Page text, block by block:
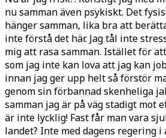
nu samman även psykiskt. Det
hänger samman, lika bra att
inte förstå det här. Jag tål inte
mig att rasa samman. Istället för
som jag inte kan lova att jag kan
innan jag ger upp helt så förstör
genom sin förbannad skenheliga
samman jag är på väg stadigt mot
är inte lycklig! Fast får man vara
landet? Inte med dagens regering i